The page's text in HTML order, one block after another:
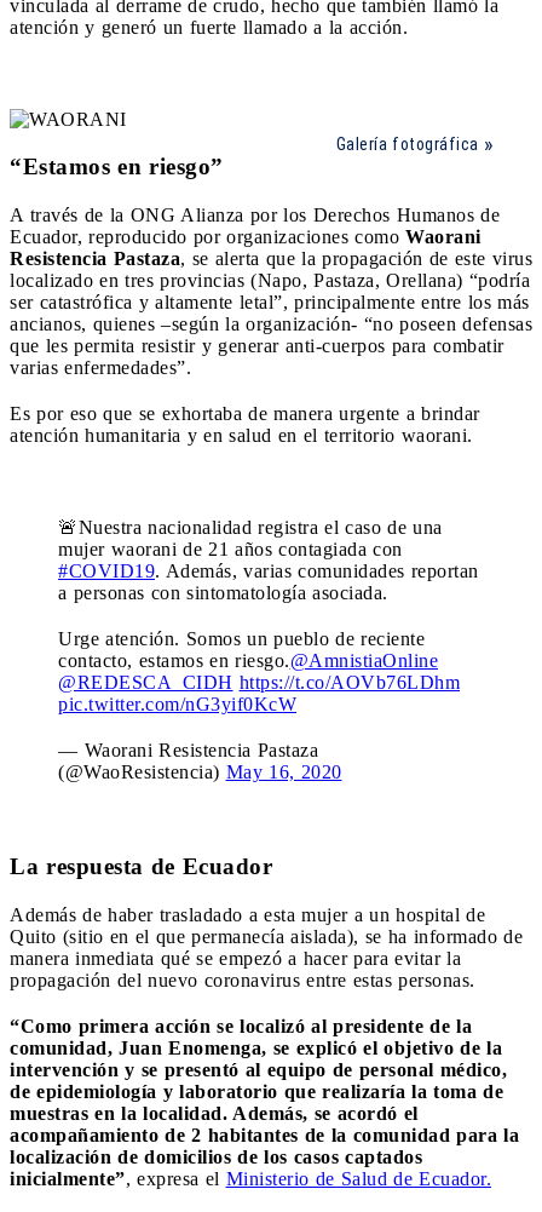
vinculada al derrame de crudo, hecho que también llamó la
atención y generó un fuerte llamado a la acción.
Galería fotográfica
“Estamos en riesgo”
A través de la ONG Alianza por los Derechos Humanos de
Ecuador, reproducido por organizaciones como Waorani
Resistencia Pastaza, se alerta que la propagación de este virus
localizado en tres provincias (Napo, Pastaza, Orellana) “podría
ser catastrófica y altamente letal”, principalmente entre los más
ancianos, quienes –según la organización- “no poseen defensas
que les permita resistir y generar anti-cuerpos para combatir
varias enfermedades”.
Es por eso que se exhortaba de manera urgente a brindar
atención humanitaria y en salud en el territorio waorani.
🚨Nuestra nacionalidad registra el caso de una
mujer waorani de 21 años contagiada con
#COVID19. Además, varias comunidades reportan
a personas con sintomatología asociada.
Urge atención. Somos un pueblo de reciente
contacto, estamos en riesgo.@AmnistiaOnline
@REDESCA_CIDH https://t.co/AOVb76LDhm
pic.twitter.com/nG3yif0KcW
— Waorani Resistencia Pastaza
(@WaoResistencia) May 16, 2020
La respuesta de Ecuador
Además de haber trasladado a esta mujer a un hospital de
Quito (sitio en el que permanecía aislada), se ha informado de
manera inmediata qué se empezó a hacer para evitar la
propagación del nuevo coronavirus entre estas personas.
“Como primera acción se localizó al presidente de la
comunidad, Juan Enomenga, se explicó el objetivo de la
intervención y se presentó al equipo de personal médico,
de epidemiología y laboratorio que realizaría la toma de
muestras en la localidad. Además, se acordó el
acompañamiento de 2 habitantes de la comunidad para la
localización de domicilios de los casos captados
inicialmente”, expresa el Ministerio de Salud de Ecuador.